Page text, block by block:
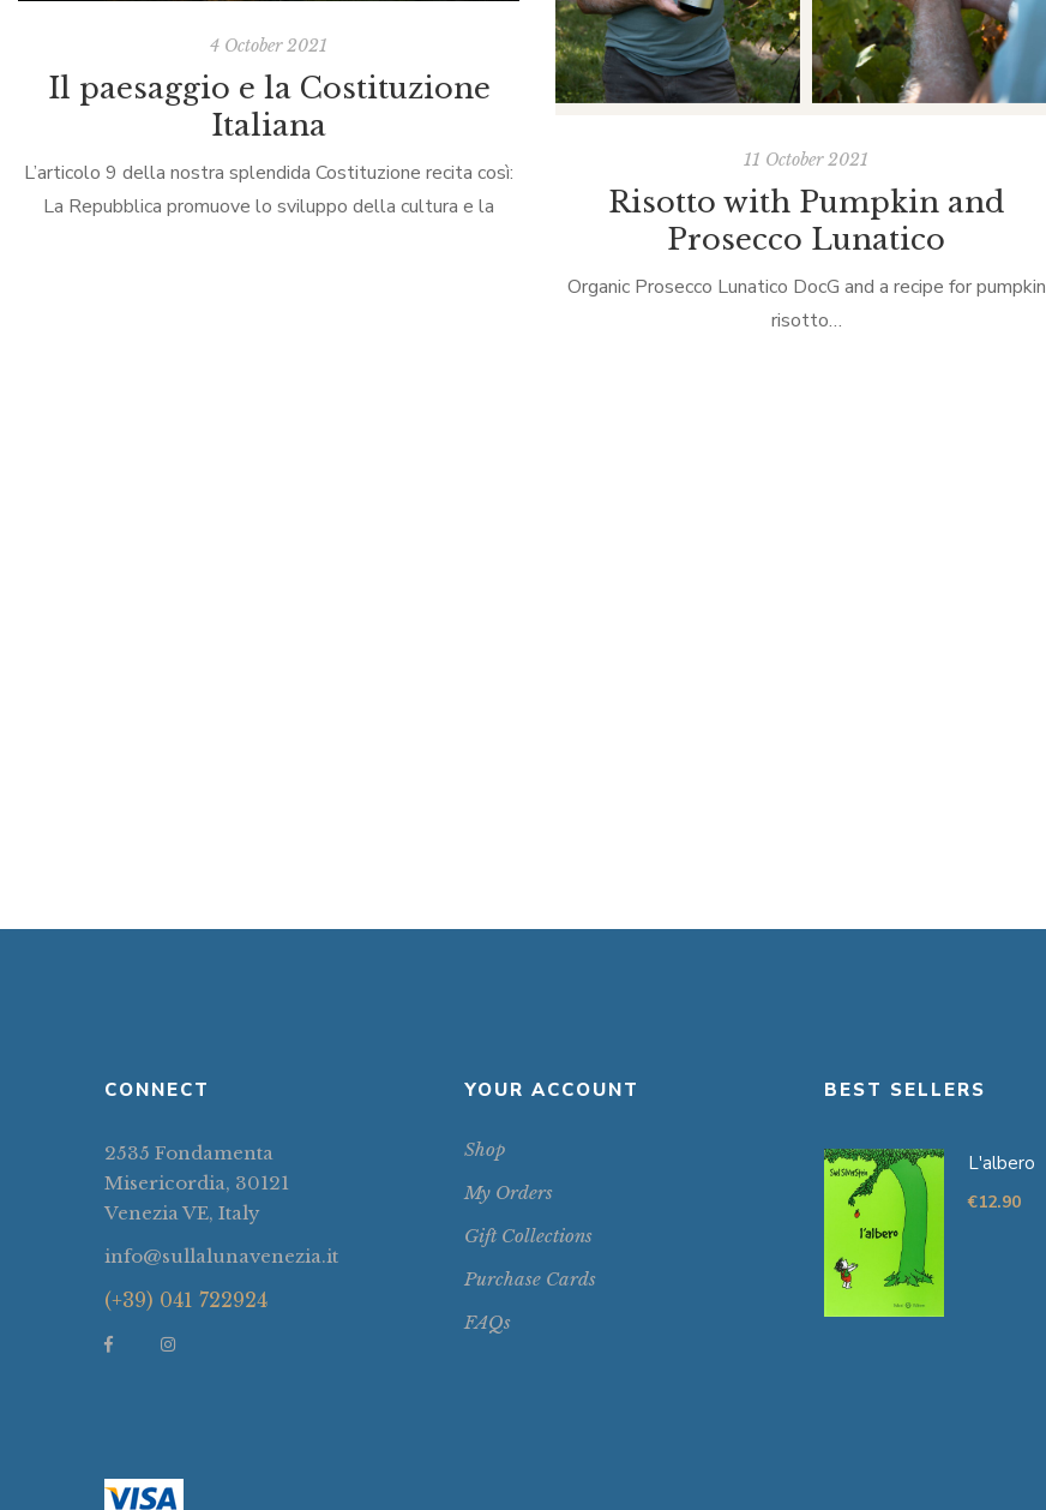
11 October 2021
Risotto with Pumpkin and
Prosecco Lunatico
Organic Prosecco Lunatico DocG and a recipe for pumpkin
risotto…
4 October 2021
Il paesaggio e la Costituzione
Italiana
L’articolo 9 della nostra splendida Costituzione recita così:
La Repubblica promuove lo sviluppo della cultura e la
CONNECT
2535 Fondamenta
Misericordia, 30121
Venezia VE, Italy
info@sullalunavenezia.it
(+39) 041 722924
YOUR ACCOUNT
Shop
My Orders
Gift Collections
Purchase Cards
FAQs
BEST SELLERS
L'albero
€12.90